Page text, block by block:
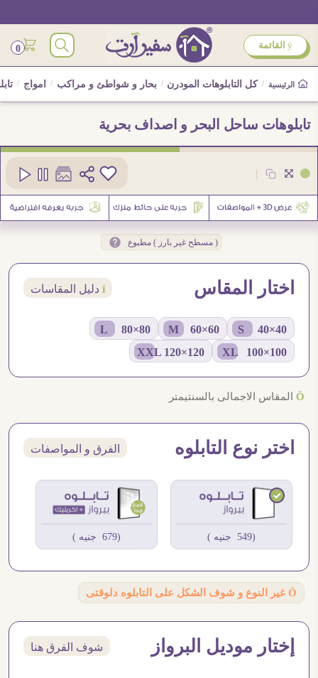
ÿ القائمة 0
الرئيسية / كل التابلوهات المودرن / بحار و شواطئ و مراكب / امواج /
تابلوهات ساحل البحر و اصداف بحرية
|
( مسطح غير بارز ) مطبوع
اختار المقاس í دليل المقاسات
40×40 S
60×60 M
80×80 L
100×100 XL
120×120 XXL
Ö المقاس الاجمالى بالسنتيمتر
اختر نوع التابلوه الفرق و المواصفات
(549 جنيه ) (679 جنيه )
Ö غير النوع و شوف الشكل على التابلوه دلوقتى
إختار موديل البرواز شوف الفرق هنا